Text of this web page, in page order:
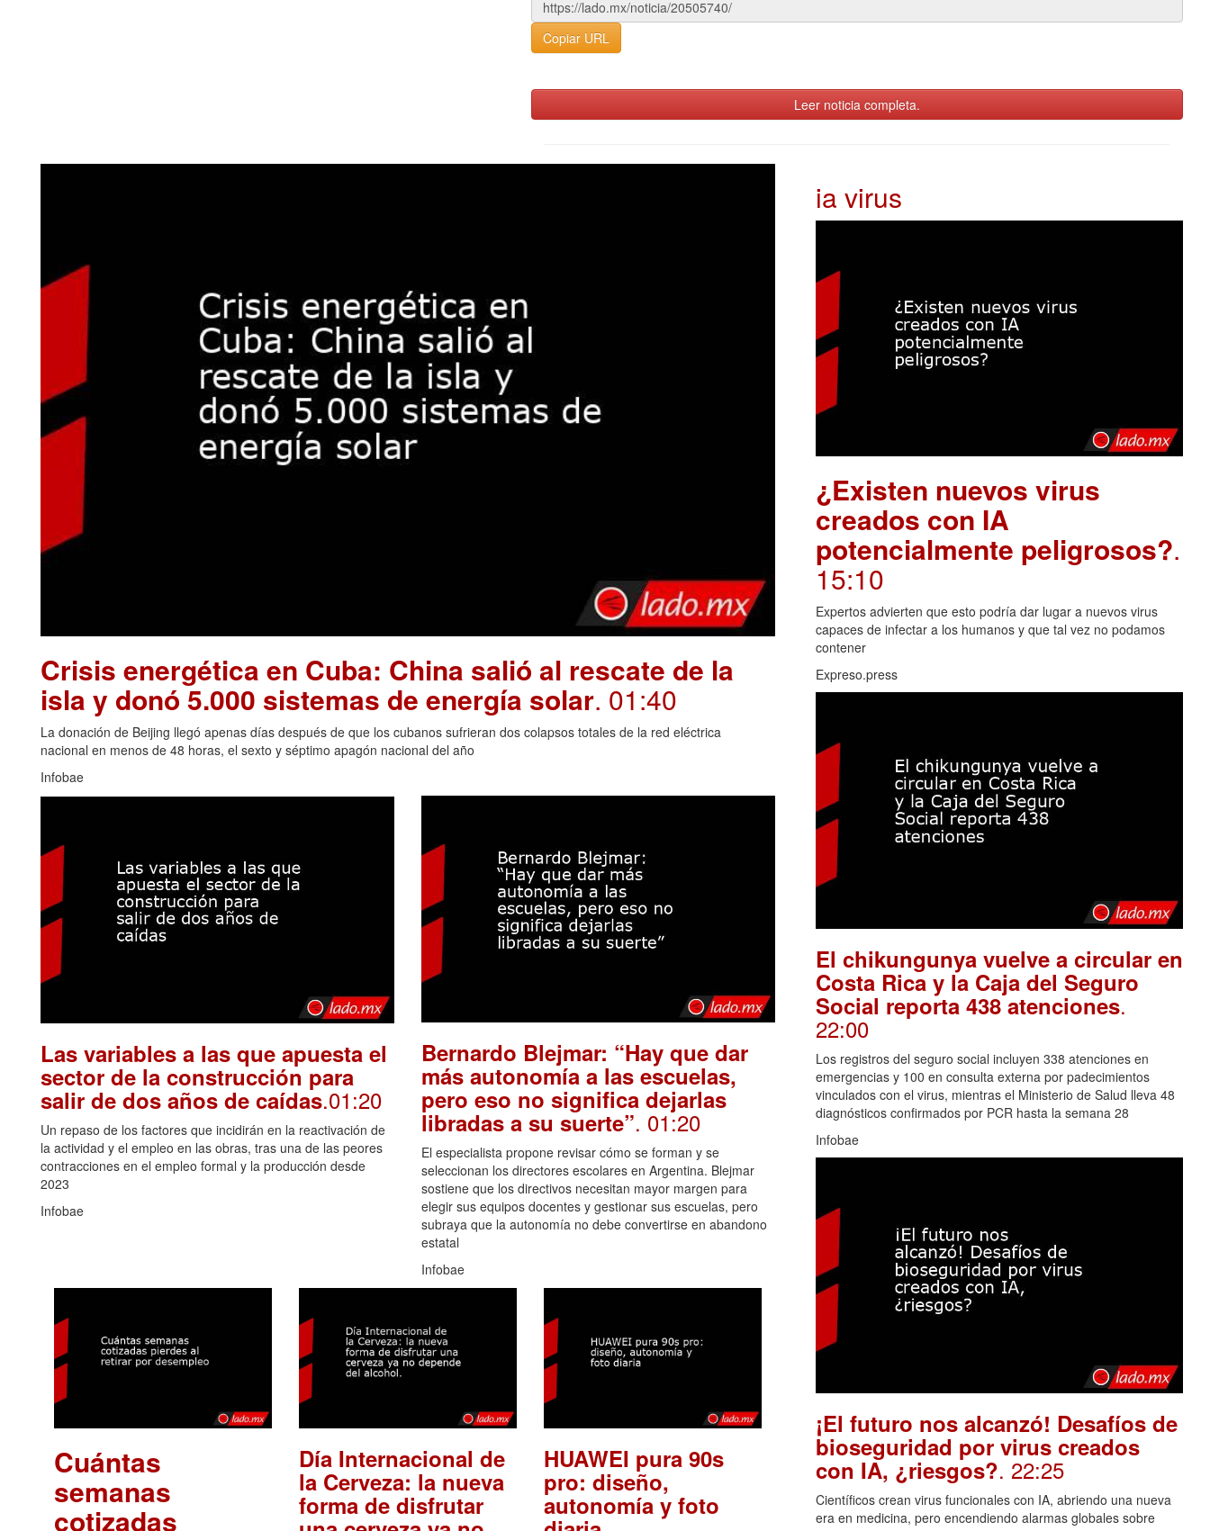
Copiar URL
Leer noticia completa.
Crisis energética en Cuba: China salió al rescate de la
isla y donó 5.000 sistemas de energía solar. 01:40
La donación de Beijing llegó apenas días después de que los cubanos sufrieran dos colapsos totales de la red eléctrica
nacional en menos de 48 horas, el sexto y séptimo apagón nacional del año
Infobae
Las variables a las que apuesta el
sector de la construcción para
salir de dos años de caídas.01:20
Un repaso de los factores que incidirán en la reactivación de
la actividad y el empleo en las obras, tras una de las peores
contracciones en el empleo formal y la producción desde
2023
Infobae
Bernardo Blejmar: “Hay que dar
más autonomía a las escuelas,
pero eso no significa dejarlas
libradas a su suerte”. 01:20
El especialista propone revisar cómo se forman y se
seleccionan los directores escolares en Argentina. Blejmar
sostiene que los directivos necesitan mayor margen para
elegir sus equipos docentes y gestionar sus escuelas, pero
subraya que la autonomía no debe convertirse en abandono
estatal
Infobae
Cuántas
semanas
cotizadas
Día Internacional de
la Cerveza: la nueva
forma de disfrutar
HUAWEI pura 90s
pro: diseño,
autonomía y foto
ia virus
¿Existen nuevos virus
creados con IA
potencialmente peligrosos?.
15:10
Expertos advierten que esto podría dar lugar a nuevos virus
capaces de infectar a los humanos y que tal vez no podamos
contener
Expreso.press
El chikungunya vuelve a circular en
Costa Rica y la Caja del Seguro
Social reporta 438 atenciones.
22:00
Los registros del seguro social incluyen 338 atenciones en
emergencias y 100 en consulta externa por padecimientos
vinculados con el virus, mientras el Ministerio de Salud lleva 48
diagnósticos confirmados por PCR hasta la semana 28
Infobae
¡El futuro nos alcanzó! Desafíos de
bioseguridad por virus creados
con IA, ¿riesgos?. 22:25
Científicos crean virus funcionales con IA, abriendo una nueva
era en medicina, pero encendiendo alarmas globales sobre